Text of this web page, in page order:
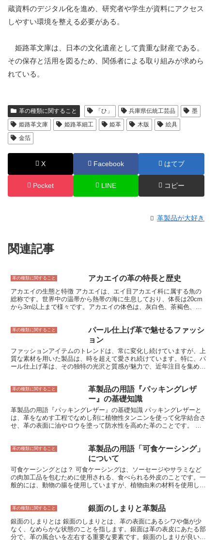
蔵資料のデジタル化を進め、研究者や学生が資料にアクセス
しやすい環境を整える必要がある。
姫路革文庫は、日本の文化遺産として貴重な財産である。
その保存と活用を図るため、関係者による取り組みが求めら
れている。
革の種類に関すること 「ひ」 兵庫県伝統工芸品
墨
姫路革文庫
姫路革細工 姫革 木版
絵具
金箔
X Facebook はてブ
Pocket LINE コピー
革製品が大好き
関連記事
革の種類に関すること アカエイの革の特長と歴史
アカエイの生態と特徴 アカエイは、エイ目アカエイ科に属する魚の
総称です。世界中の温帯から熱帯の海に生息しており、体長は20cm
から3m以上まで様々です。アカエイの体色は、灰白色、茶褐色、黒
く、頭部は比較的小さく、目は背腹に位置しています。アカエイの歯
は小さく、尖っていて、餌を噛み砕くのに適しています。また、アカ
エイは尾に毒針を持っており、自衛のために使用します。
革の種類に関すること
パール仕上げ革で魅せるファッシ
ョン
ファッションアイテムのトレンドは、常に変化し続けていますが、上
質な素材を用いた製品は、時を超えて愛され続けています。特に、パ
ール仕上げ革は、その独特の光沢と質感が魅力で、近年注目を集めて
す。また、パール仕上げ革は、一般的な革よりも柔らかく、肌触りが
良いのも特徴です。そのため、ファッションアイテムに用いること
で、着心地の良さを実現することができます。 さらに、パール仕上
げ革は、耐久性に優れているのもポイントです。パール仕上げの加工
によって、革の表面が強化され、キズや汚れがつきにくくなっていま
す。そのため、長期間愛用することができるのもパール仕上げ革の魅
様々なファッションアイテムに使用されています。バッグ、財布、
靴、服など、幅広いアイテムでパール仕上げ革を見ることができま
す。また、パール仕上げ革は、インテリアアイテムとしても人気が高
く、ソファや椅子、クッションカバーなどにも用いられています。
革の種類に関すること
革製品の用語『パッキングレザ
ー』の基礎知識
革製品の用語『パッキングレザー』の基礎知識 パッキングレザーと
は、革をなめす工程でなめし剤に植物性タンニンを使って化学結合さ
せ、革の表面に油やロウを塗って防水性を高めた革のことです。 丈
りますが、油やロウを塗ることで柔らかくしなやかになります。
革の種類に関すること
革製品の用語「可食ケーシング」
について
可食ケーシングとは？ 可食ケーシングは、ソーセージやサラミなど
の肉加工品を包むために使用される、食べられる外皮のことです。一
般的には、動物の腸を使用していますが、植物由来の材料を使用した
食ケーシングは、肉加工品を包むだけでなく、肉の水分や脂肪分を保
見た目を整え、食べやすくする効果もあります。可食ケーシングは、
肉加工品の製造において重要な役割を果たしているのです。
革の種類に関すること 銀面のしまりと革製品
銀面のしまりとは 銀面のしまりとは、革の表面にあるシワや傷が少
なく、なめらかな状態のことを指します。銀面は革の表皮にあたる部
分で、革の風合いを左右する重要な要素です。銀面のしまりが良い革